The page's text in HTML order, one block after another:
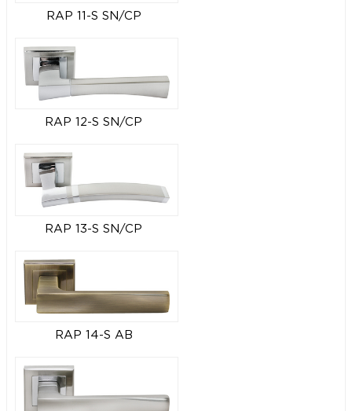
RAP 11-S SN/CP
RAP 12-S SN/CP
RAP 13-S SN/CP
RAP 14-S AB